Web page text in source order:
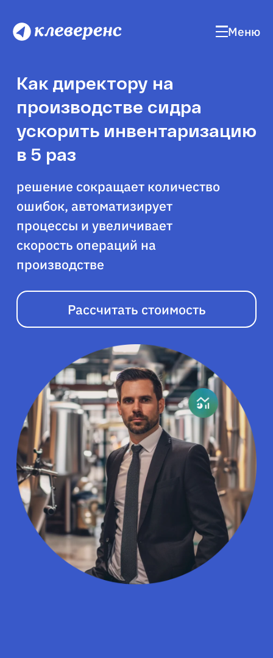
Меню
Как директору на
производстве сидра
ускорить инвентаризацию
в 5 раз
решение сокращает количество
ошибок, автоматизирует
процессы и увеличивает
скорость операций на
производстве
Рассчитать стоимость